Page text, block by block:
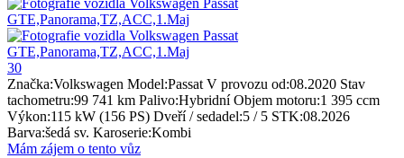
30
Značka:Volkswagen Model:Passat V provozu od:08.2020 Stav
tachometru:99 741 km Palivo:Hybridní Objem motoru:1 395 ccm
Výkon:115 kW (156 PS) Dveří / sedadel:5 / 5 STK:08.2026
Barva:šedá sv. Karoserie:Kombi
Mám zájem o tento vůz